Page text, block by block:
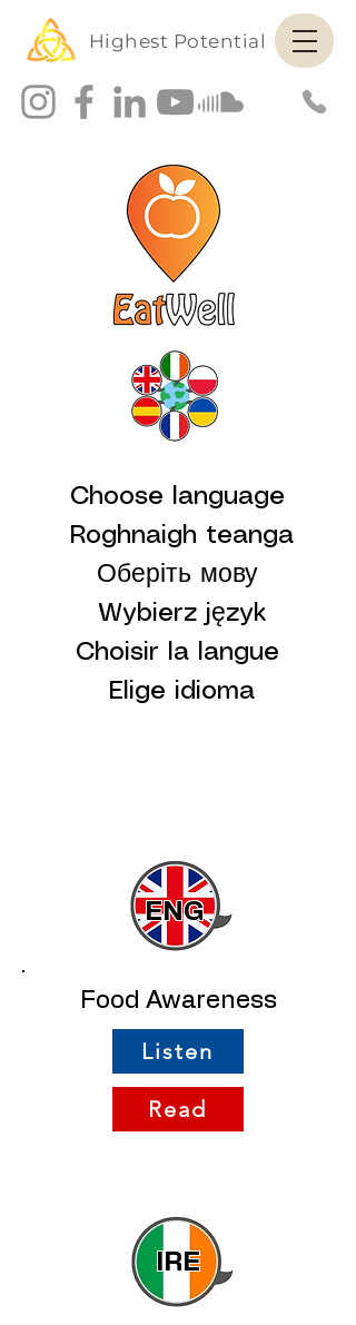
Highest Potential
Choose language
Roghnaigh teanga
Оберіть мову
Wybierz język
Choisir la langue
Elige idioma
ENG
Food Awareness
Listen
Read
IRE